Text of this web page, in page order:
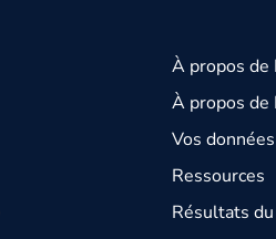
À propos de
À propos de
Vos
Ressources
Résultats